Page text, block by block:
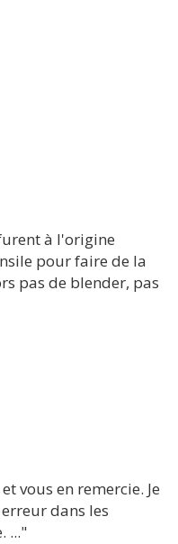
à l'origine
pour faire de la
pas de blender, pas
vous en remercie. Je
dans les
..."